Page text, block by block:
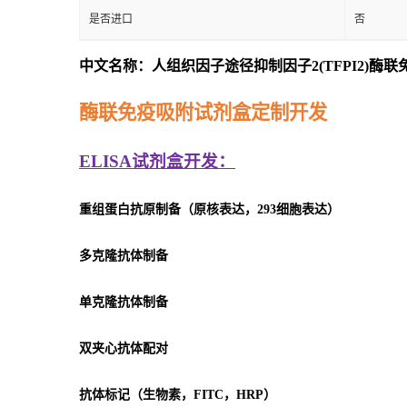
是否进口 否
中文名称：人组织因子途径抑制因子2(TFPI2)酶联
酶联免疫吸附试剂盒定制开发
ELISA试剂盒开发：
重组蛋白抗原制备（原核表达，293细胞表达）
多克隆抗体制备
单克隆抗体制备
双夹心抗体配对
抗体标记（生物素，FITC，HRP）